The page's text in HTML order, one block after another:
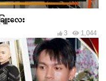
းလေး
1,044
3